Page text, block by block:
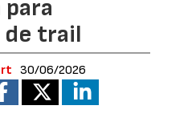
trail
30/06/2026